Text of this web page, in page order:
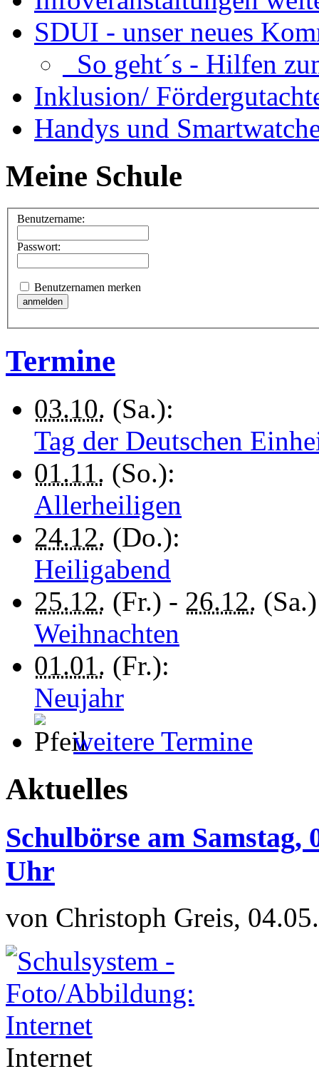
SDUI - unser neues
So geht´s - Hilfen
Inklusion/
Handys und
Meine Schule
Benutzername:
Passwort:
Benutzernamen merken
Termine
03.10. (Sa.):
Tag der Deutschen
01.11. (So.):
Allerheiligen
24.12. (Do.):
Heiligabend
25.12. (Fr.) - 26.12.
Weihnachten
01.01. (Fr.):
Neujahr
weitere Termine
Aktuelles
Schulbörse am Samstag,
Uhr
von Christoph Greis,
Internet